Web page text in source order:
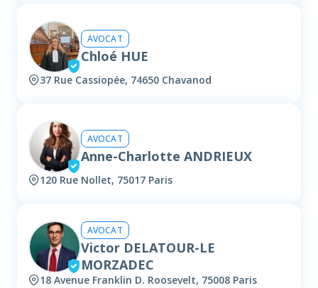
AVOCAT
Chloé HUE
37 Rue Cassiopée, 74650 Chavanod
AVOCAT
Anne-Charlotte ANDRIEUX
120 Rue Nollet, 75017 Paris
AVOCAT
Victor DELATOUR-LE
MORZADEC
18 Avenue Franklin D. Roosevelt, 75008 Paris